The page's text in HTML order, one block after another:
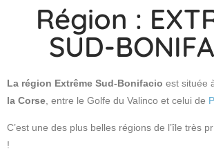
Région :
SUD-
La région Extrême Sud-Bonifacio est située
la Corse , entre le Golfe du Valinco et celui de
C’est une des plus belles régions de l’île très
!